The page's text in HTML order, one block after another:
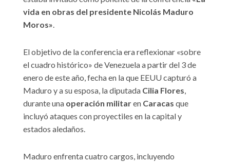
vida en obras del presidente Nicolás Maduro
Moros»
El objetivo de la conferencia era reflexionar «sobre
el cuadro histórico» de Venezuela a partir del 3 de
enero de este año, fecha en la que EEUU capturó a
Maduro y a su esposa, la diputada Cilia Flores
durante una operación militaren Caracas que
incluyó ataques con proyectiles en la capital y
estados aledaños.
Maduro enfrenta cuatro cargos, incluyendo